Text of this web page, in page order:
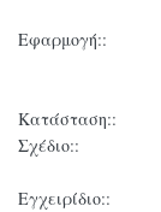
Εφαρμογή::
Κατάσταση::
Σχέδιο::
Εγχειρίδιο::